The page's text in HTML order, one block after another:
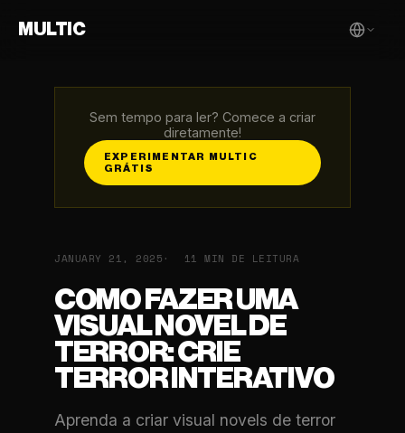
MULTIC
Sem tempo para ler? Comece a criar
diretamente!
EXPERIMENTAR MULTIC
GRÁTIS
JANUARY 21, 2025 11 MIN DE LEITURA
COMO FAZER UMA
VISUAL NOVEL DE
TERROR: CRIE
TERROR INTERATIVO
Aprenda a criar visual novels de terror